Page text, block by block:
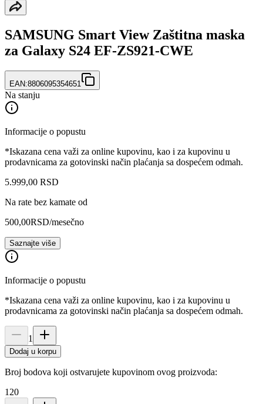
SAMSUNG Smart View Zaštitna maska
za Galaxy S24 EF-ZS921-CWE
EAN:8806095354651
Na stanju
Informacije o popustu
*Iskazana cena važi za online kupovinu, kao i za kupovinu u
prodavnicama za gotovinski način plaćanja sa dospećem odmah.
5.999,00 RSD
Na rate bez kamate od
500,00RSD/mesečno
Saznajte više
Informacije o popustu
*Iskazana cena važi za online kupovinu, kao i za kupovinu u
prodavnicama za gotovinski način plaćanja sa dospećem odmah.
1
Dodaj u korpu
Broj bodova koji ostvarujete kupovinom ovog proizvoda:
120